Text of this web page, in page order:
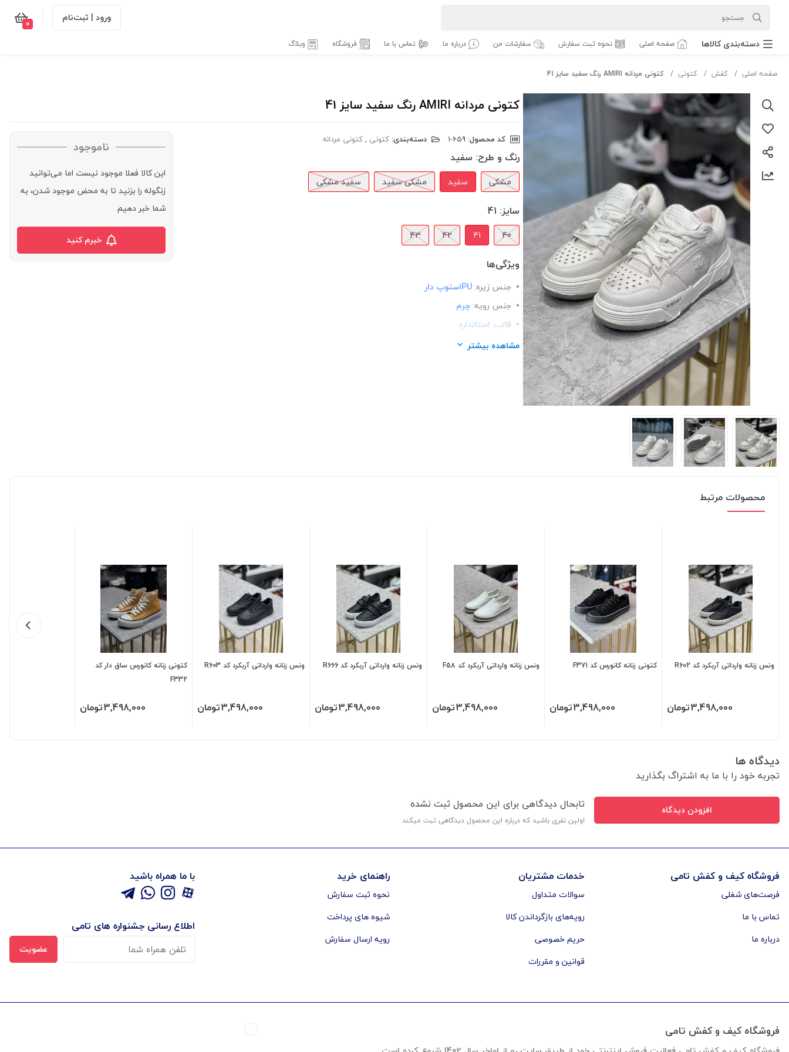
ورود | ثبت‌نام 0
دسته‌بندی‌ کالاها صفحه اصلی نحوه ثبت سفارش سفارشات من درباره ما تماس با ما فروشگاه وبلاگ
صفحه اصلی کفش کتونی کتونی مردانه AMIRI رنگ سفید سایز 41
کتونی مردانه AMIRI رنگ سفید سایز 41
کد محصول: دسته‌بندی: کتونی ,کتونی مردانه
رنگ و طرح: سفید
مشکی سفید مشکی سفید سفید مشکی
سایز: 41
40
41
42
43
ویژگی‌ها
جنس زیره: PUاستوپ دار
جنس رویه: چرم
قالب: استاندارد
کاربرد: روز مره / پیاده روی / ورزشیمشاهده بیشتر
ناموجود
این کالا فعلا موجود نیست اما می‌توانید
زنگوله را بزنید تا به محض موجود شدن، به
شما خبر دهیم
خبرم کنید
محصولات مرتبط
ونس زنانه وارداتی آربکرد کد R602
3,498,000تومان
کتونی زنانه کانورس کد F371
3,498,000تومان
ونس زنانه وارداتی آربکرد کد F58
3,498,000تومان
ونس زنانه وارداتی آربکرد کد R666
3,498,000تومان
ونس زنانه وارداتی آربکرد کد R603
3,498,000تومان
کتونی زنانه کانورس ساق دار کد
F332
3,498,000تومان
دیدگاه ها
تجربه خود را با ما به اشتراگ بگذارید
افزودن دیدگاه تابحال دیدگاهی برای این محصول ثبت نشده
اولین نفری باشید که درباره این محصول دیدگاهی ثبت میکند
فروشگاه کیف و کفش تامی
فرصت‌های شغلی
تماس با ما
درباره ما
خدمات مشتریان
سوالات متداول
رویه‌های بازگرداندن کالا
حریم خصوصی
قوانین و مقررات
راهنمای خرید
نحوه ثبت سفارش
شیوه های پرداخت
رویه ارسال سفارش
با ما همراه باشید
اطلاع رسانی جشنواره های تامی
عضویت
فروشگاه کیف و کفش تامی